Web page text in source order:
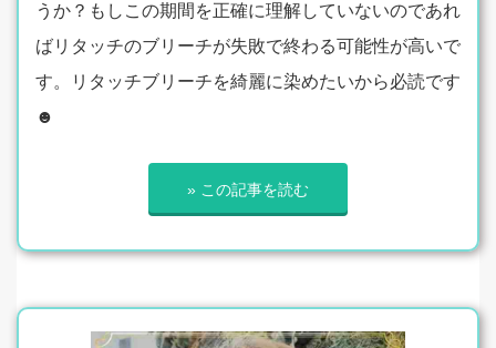
うか？もしこの期間を正確に理解していないのであれ
ばリタッチのブリーチが失敗で終わる可能性が高いで
す。リタッチブリーチを綺麗に染めたいから必読です
☻
» この記事を読む